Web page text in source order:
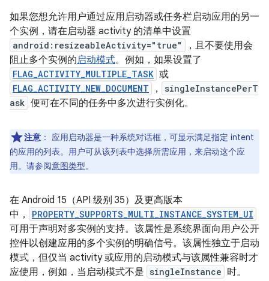
如果您想允许用户通过应用启动器或任务栏启动应用的另一
个实例，请在启动器 activity 的清单中设置
android:resizeableActivity="true"
，且不要使用会
阻止多个实例的启动模式。例如，如果设置了
FLAG_ACTIVITY_MULTIPLE_TASK 或
FLAG_ACTIVITY_NEW_DOCUMENT ，
singleInstancePerT
ask 便可在不同的任务中多次进行实例化。
注意 ：
应用启动器是一种系统对话框，可显示满足指定 intent
的应用的列表。用户可从该列表中选择所需应用，来启动这个应
用。请参阅意图类型。
在 Android 15（API 级别 35）及更高版本
中，
PROPERTY_SUPPORTS_MULTI_INSTANCE_SYSTEM_UI
可用于声明对多实例的支持。该属性是系统界面向用户公开
控件以创建应用的多个实例的明确信号。该属性独立于启动
模式，但仅当 activity 或应用的启动模式与该属性兼容时才
应使用，例如，当启动模式不是 singleInstance 时。